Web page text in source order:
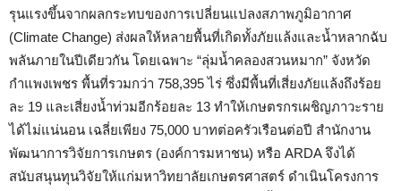
รุนแรงขึ้นจากผลกระทบของการเปลี่ยนแปลงสภาพภูมิอากาศ
(Climate Change) ส่งผลให้หลายพื้นที่เกิดทั้งภัยแล้งและน้ำหลากฉับ
พลันภายในปีเดียวกัน โดยเฉพาะ “ลุ่มน้ำคลองสวนหมาก” จังหวัด
กำแพงเพชร พื้นที่รวมกว่า 758,395 ไร่ ซึ่งมีพื้นที่เสี่ยงภัยแล้งถึงร้อย
ละ 19 และเสี่ยงน้ำท่วมอีกร้อยละ 13 ทำให้เกษตรกรเผชิญภาวะราย
ได้ไม่แน่นอน เฉลี่ยเพียง 75,000 บาทต่อครัวเรือนต่อปี สำนักงาน
พัฒนาการวิจัยการเกษตร (องค์การมหาชน) หรือ ARDA จึงได้
สนับสนุนทุนวิจัยให้แก่มหาวิทยาลัยเกษตรศาสตร์ ดำเนินโครงการ